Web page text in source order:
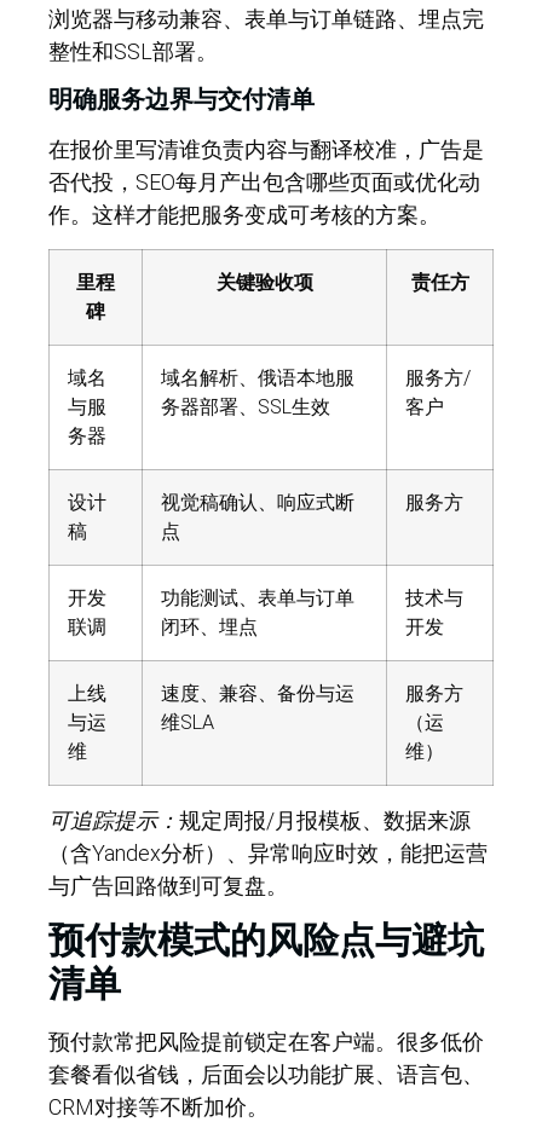
浏览器与移动兼容、表单与订单链路、埋点完
整性和SSL部署。
明确服务边界与交付清单
在报价里写清谁负责内容与翻译校准，广告是
否代投，SEO每月产出包含哪些页面或优化动
作。这样才能把服务变成可考核的方案。
里程
碑
关键验收项 责任方
域名
与服
务器
域名解析、俄语本地服
务器部署、SSL生效
服务方/
客户
设计
稿
视觉稿确认、响应式断
点
服务方
开发
联调
功能测试、表单与订单
闭环、埋点
技术与
开发
上线
与运
维
速度、兼容、备份与运
维SLA
服务方
（运
维）
可追踪提示： 规定周报/月报模板、数据来源
（含Yandex分析）、异常响应时效，能把运营
与广告回路做到可复盘。
预付款模式的风险点与避坑
清单
预付款常把风险提前锁定在客户端。 很多低价
套餐看似省钱，后面会以功能扩展、语言包、
CRM对接等不断加价。